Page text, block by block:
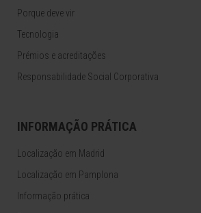
Porque deve vir
Tecnologia
Prémios e acreditações
Responsabilidade Social Corporativa
INFORMAÇÃO PRÁTICA
Localização em Madrid
Localização em Pamplona
Informação prática